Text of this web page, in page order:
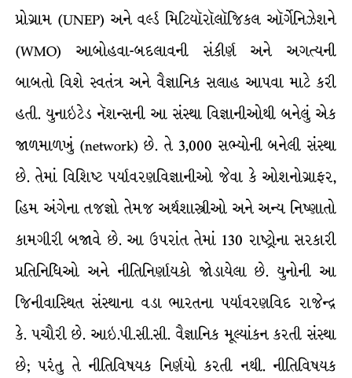
પ્રોગ્રામ (UNEP) અને વર્લ્ડ મિટિયૉરૉલૉજિકલ ઑર્ગેનિઝેશને
(WMO) આબોહવા-બદલાવની સંકીર્ણ અને અગત્યની
બાબતો વિશે સ્વતંત્ર અને વૈજ્ઞાનિક સલાહ આપવા માટે કરી
હતી. યુનાઇટેડ નૅશન્સની આ સંસ્થા વિજ્ઞાનીઓથી બનેલું એક
જાળમાળખું (network) છે. તે 3,000 સભ્યોની બનેલી સંસ્થા
છે. તેમાં વિશિષ્ટ પર્યાવરણવિજ્ઞાનીઓ જેવા કે ઓશનોગ્રાફર,
હિમ અંગેના તજજ્ઞો તેમજ અર્થશાસ્ત્રીઓ અને અન્ય નિષ્ણાતો
કામગીરી બજાવે છે. આ ઉપરાંત તેમાં 130 રાષ્ટ્રોના સરકારી
પ્રતિનિધિઓ અને નીતિનિર્ણાયકો જોડાયેલા છે. યુનોની આ
જિનીવાસ્થિત સંસ્થાના વડા ભારતના પર્યાવરણવિદ રાજેન્દ્ર
કે. પચૌરી છે. આઇ.પી.સી.સી. વૈજ્ઞાનિક મૂલ્યાંકન કરતી સંસ્થા
છે; પરંતુ તે નીતિવિષયક નિર્ણયો કરતી નથી. નીતિવિષયક